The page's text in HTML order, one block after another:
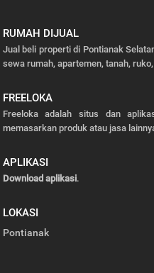
RUMAH DIJUAL
Jual beli properti di Pontianak
sewa rumah, apartemen, tanah,
FREELOKA
Freeloka adalah situs dan
memasarkan produk atau jasa
APLIKASI
Download aplikasi.
LOKASI
Pontianak